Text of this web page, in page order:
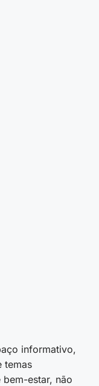
informativo,
temas
estar, não